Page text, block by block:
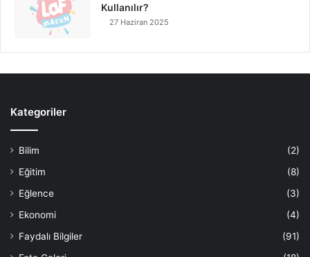
Kullanılır?
27 Haziran 2025
Kategoriler
Bilim
(2)
Eğitim
(8)
Eğlence
(3)
Ekonomi
(4)
Faydalı Bilgiler
(91)